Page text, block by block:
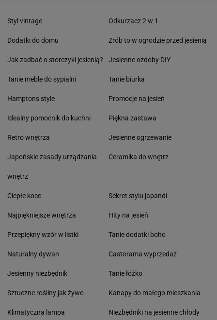
Styl vintage
Dodatki do domu
Jak zadbać o storczyki jesienią?
Tanie meble do sypialni
Hamptons style
Idealny pomocnik do kuchni
Retro wnętrza
Japońskie zasady urządzania
wnętrz
Odkurzacz 2 w 1
Zrób to w ogrodzie przed jesienią
Jesienne ozdoby DIY
Tanie biurka
Promocje na jesień
Piękna zastawa
Jesienne ogrzewanie
Ceramika do wnętrz
Ciepłe koce
Najpiękniejsze wnętrza
Przepiękny wzór w listki
Naturalny dywan
Jesienny niezbędnik
Sztuczne rośliny jak żywe
Klimatyczna lampa
Sekret stylu japandi
Hity na jesień
Tanie dodatki boho
Castorama wyprzedaż
Tanie łóżko
Kanapy do małego mieszkania
Niezbędniki na jesienne chłody